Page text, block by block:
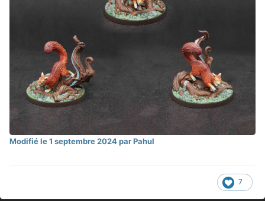
Modifiéle 1 septembre 2024par Pahul
7